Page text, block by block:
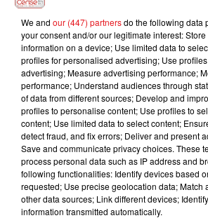
Organisateur
Théâtre de la Sinne
03 89 33 78 01
We and our (447) partnersdo the following data
your consent and/or our legitimate interest:
information on a device; Use limited data to
profiles for personalised advertising; Use
advertising; Measure advertising performance;
performance; Understand audiences through
of data from different sources; Develop and
profiles to personalise content; Use profiles to
content; Use limited data to select content;
detect fraud, and fix errors; Deliver and present
Save and communicate privacy choices. These
process personal data such as IP address and
following functionalities: Identify devices based
requested; Use precise geolocation data; Match
other data sources; Link different devices;
information transmitted automatically.